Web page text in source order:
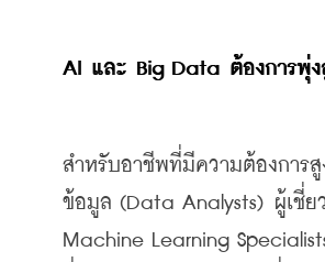
AI และ Big Data ต้องการพุ่ง
สำหรับอาชีพที่มีความต้องการสู
ข้อมูล (Data Analysts) ผู้เชี่
Machine Learning